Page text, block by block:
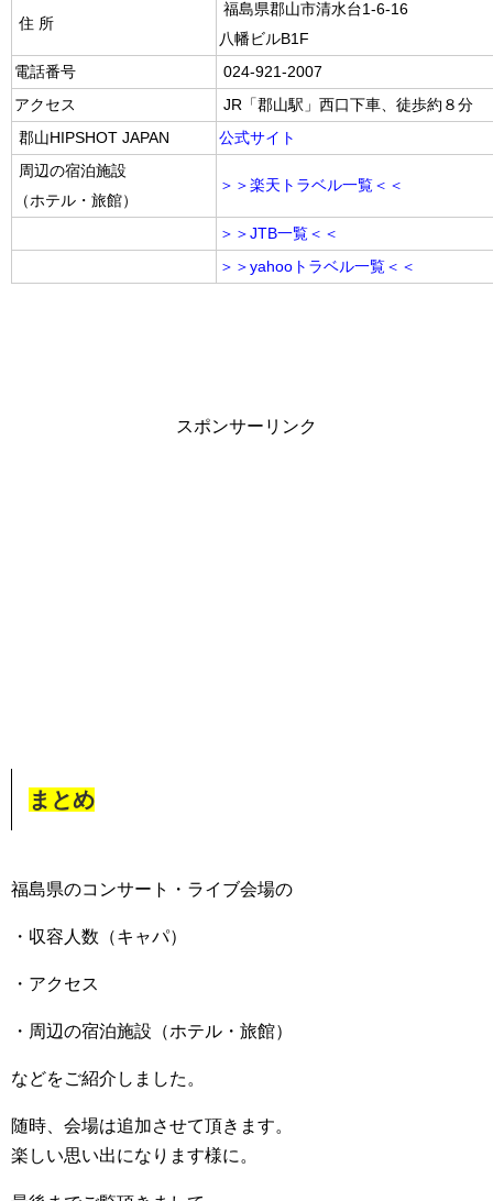
住 所
福島県郡山市清水台1-6-16
八幡ビルB1F
電話番号
024-921-2007
アクセス
JR「郡山駅」西口下車、徒歩約８分
郡山HIPSHOT JAPAN
公式サイト
周辺の宿泊施設
（ホテル・旅館）
＞＞楽天トラベル一覧＜＜
＞＞JTB一覧＜＜
＞＞yahooトラベル一覧＜＜
スポンサーリンク
まとめ
福島県のコンサート・ライブ会場の
・収容人数（キャパ）
・アクセス
・周辺の宿泊施設（ホテル・旅館）
などをご紹介しました。
随時、会場は追加させて頂きます。
楽しい思い出になります様に。